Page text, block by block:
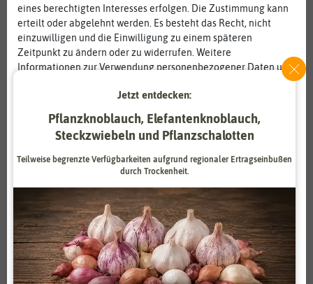
Vergrößern durch berühren
Spinat Monnopa
eines berechtigten Interesses erfolgen. Die Zustimmung kann
erteilt oder abgelehnt werden. Es besteht das Recht, nicht
einzuwilligen und die Einwilligung zu einem späteren
Zeitpunkt zu ändern oder zu widerrufen. Weitere
Informationen zur Verwendung personenbezogener Daten und
Essenziell Statistik
Zahlungsdienstleister Marketing
Externe Medien Funktional
Weitere Einstellungen
Alle akzeptieren
Alle ablehnen
Jetzt entdecken:
Pflanzknoblauch, Elefantenknoblauch,
Steckzwiebeln und Pflanzschalotten
Teilweise begrenzte Verfügbarkeiten aufgrund regionaler Ertragseinbußen
durch Trockenheit.